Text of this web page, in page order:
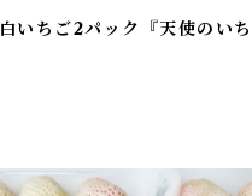
白いちご2パック『天使のい